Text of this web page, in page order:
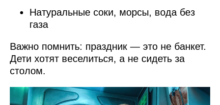
Натуральные соки, морсы, вода без
газа
Важно помнить: праздник — это не банкет.
Дети хотят веселиться, а не сидеть за
столом.